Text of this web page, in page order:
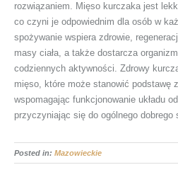
rozwiązaniem. Mięso kurczaka jest
co czyni je odpowiednim dla osób w
spożywanie wspiera zdrowie,
masy ciała, a także dostarcza
codziennych aktywności. Zdrowy
mięso, które może stanowić podstawę
wspomagając funkcjonowanie układu
przyczyniając się do ogólnego dobrego
Posted in: Mazowieckie